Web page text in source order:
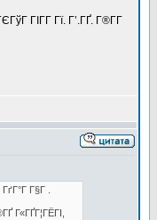
ГІГ­Г Гї. Г’.ГҐ. Г®Г­Г
Г§Г .
Г«ГҐГ¦ГЁГІ,